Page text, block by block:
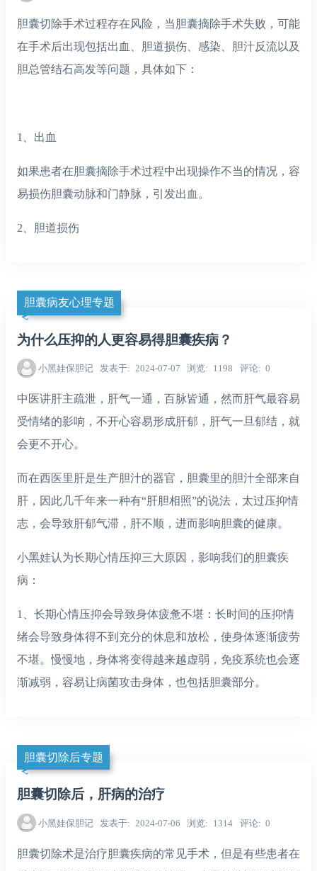
胆囊切除手术过程存在风险，当胆囊摘除手术失败，可能
在手术后出现包括出血、胆道损伤、感染、胆汁反流以及
胆总管结石高发等问题，具体如下：
1、出血
如果患者在胆囊摘除手术过程中出现操作不当的情况，容
易损伤胆囊动脉和门静脉，引发出血。
2、胆道损伤
胆囊病友心理专题
为什么压抑的人更容易得胆囊疾病？
小黑娃保胆记 发表于 2024-07-07 浏览 1198 评论 0
中医讲肝主疏泄，肝气一通，百脉皆通，然而肝气最容易
受情绪的影响，不开心容易形成肝郁，肝气一旦郁结，就
会更不开心。
而在西医里肝是生产胆汁的器官，胆囊里的胆汁全部来自
肝，因此几千年来一种有“肝胆相照”的说法，太过压抑情
志，会导致肝郁气滞，肝不顺，进而影响胆囊的健康。
小黑娃认为长期心情压抑三大原因，影响我们的胆囊疾
病：
1、长期心情压抑会导致身体疲惫不堪：长时间的压抑情
绪会导致身体得不到充分的休息和放松，使身体逐渐疲劳
不堪。慢慢地，身体将变得越来越虚弱，免疫系统也会逐
渐减弱，容易让病菌攻击身体，也包括胆囊部分。
胆囊切除后专题
胆囊切除后，肝病的治疗
小黑娃保胆记 发表于 2024-07-06 浏览 1314 评论 0
胆囊切除术是治疗胆囊疾病的常见手术，但是有些患者在